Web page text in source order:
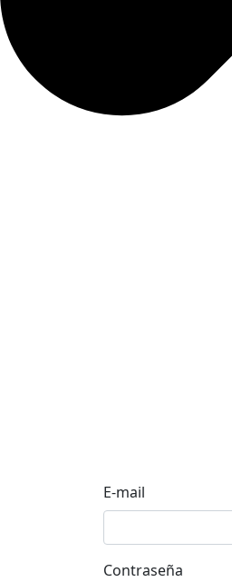
E-mail
Contraseña